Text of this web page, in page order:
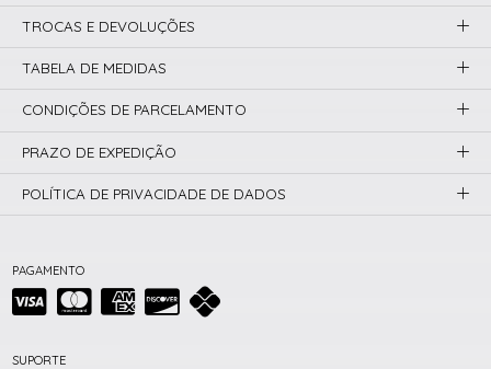
PAGAMENTO
SUPORTE
TROCAS E DEVOLUÇÕES
TABELA DE MEDIDAS
CONDIÇÕES DE PARCELAMENTO
PRAZO DE EXPEDIÇÃO
POLÍTICA DE PRIVACIDADE DE DADOS